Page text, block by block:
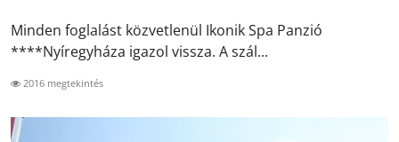
Minden foglalást közvetlenül Ikonik Spa Panzió
****Nyíregyháza igazol vissza. A szál...
2016 megtekintés